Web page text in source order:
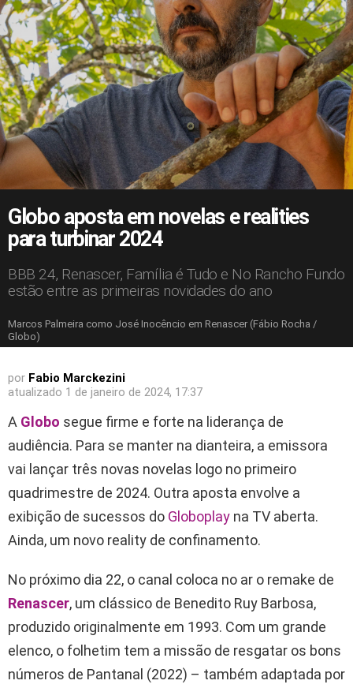
Globo aposta em novelas e realities
para turbinar 2024
BBB 24, Renascer, Família é Tudo e No Rancho Fundo
estão entre as primeiras novidades do ano
Marcos Palmeira como José Inocêncio em Renascer (Fábio Rocha /
Globo)
por Fabio Marckezini
atualizado 1 de janeiro de 2024, 17:37
A Globo segue firme e forte na liderança de
audiência. Para se manter na dianteira, a emissora
vai lançar três novas novelas logo no primeiro
quadrimestre de 2024. Outra aposta envolve a
exibição de sucessos do Globoplay na TV aberta.
Ainda, um novo reality de confinamento.
No próximo dia 22, o canal coloca no ar o remake de
Renascer, um clássico de Benedito Ruy Barbosa,
produzido originalmente em 1993. Com um grande
elenco, o folhetim tem a missão de resgatar os bons
números de Pantanal (2022) – também adaptada por